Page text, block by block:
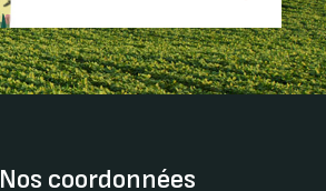
Nos coordonnées